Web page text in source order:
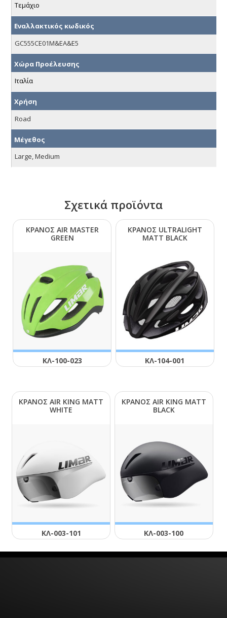
Τεμάχιο
Εναλλακτικός κωδικός
GC555CE01M&EA&E5
Χώρα Προέλευσης
Ιταλία
Χρήση
Road
Μέγεθος
Large, Medium
Σχετικά προϊόντα
ΚΡΑΝΟΣ ΑΙR ΜΑSΤΕR
GRΕΕΝ
ΚΛ-100-023
ΚΡΑΝΟΣ ULΤRΑLΙGΗΤ
ΜΑΤΤ ΒLΑCΚ
ΚΛ-104-001
ΚΡΑΝΟΣ ΑΙR ΚΙΝG ΜΑΤΤ
WΗΙΤΕ
ΚΛ-003-101
ΚΡΑΝΟΣ ΑΙR ΚΙΝG ΜΑΤΤ
ΒLΑCΚ
ΚΛ-003-100